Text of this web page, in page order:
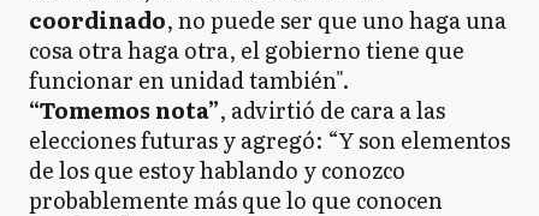
coordinado, no puede ser que uno haga una
cosa otra haga otra, el gobierno tiene que
funcionar en unidad también".
“Tomemos nota”, advirtió de cara a las
elecciones futuras y agregó: “Y son elementos
de los que estoy hablando y conozco
probablemente más que lo que conocen